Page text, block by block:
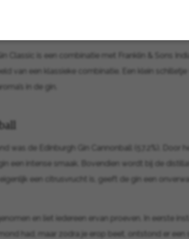
Classic is een combinatie met Franklin & Sons
van een klassieke combinatie. Een klein schilletje
in de gin.
was de Edinburgh Gin Cannonball (57.2%). Door
een intense smaak. Bovendien wordt bij de
een citrusvrucht is, geeft de gin een
en liet iedereen ervan proeven. In eerste
had, maar zodra je erop beet, ontstond er een